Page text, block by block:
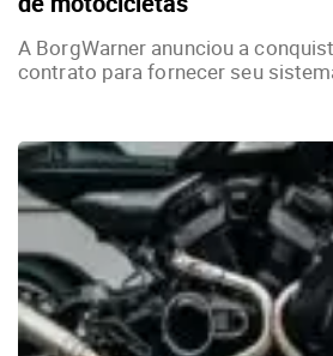
A BorgWarner anunciou a
contrato para fornecer seu